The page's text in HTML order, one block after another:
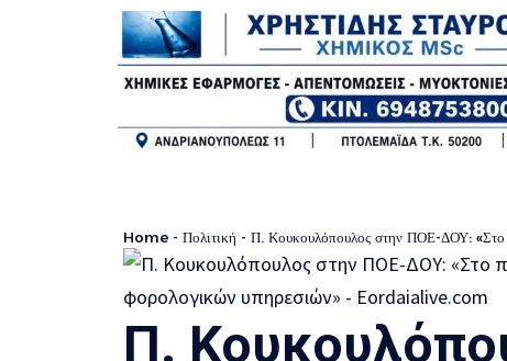
Home - Πολιτική - Π. Κουκουλόπουλος στην ΠΟΕ-ΔΟΥ: «Στο
Π.